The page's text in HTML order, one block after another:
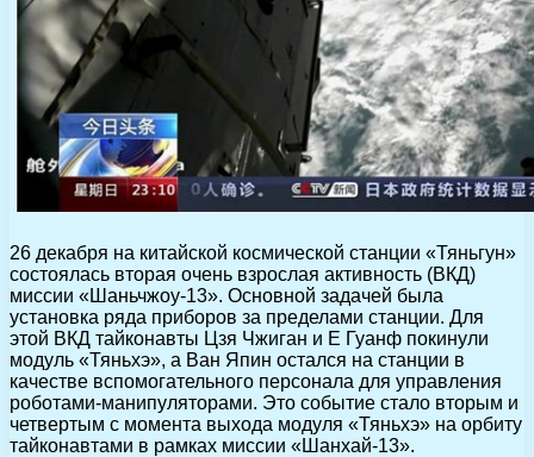
26 декабря на китайской космической станции «Тяньгун»
состоялась вторая очень взрослая активность (ВКД)
миссии «Шаньчжоу-13». Основной задачей была
установка ряда приборов за пределами станции. Для
этой ВКД тайконавты Цзя Чжиган и Е Гуанф покинули
модуль «Тяньхэ», а Ван Япин остался на станции в
качестве вспомогательного персонала для управления
роботами-манипуляторами. Это событие стало вторым и
четвертым с момента выхода модуля «Тяньхэ» на орбиту
тайконавтами в рамках миссии «Шанхай-13».